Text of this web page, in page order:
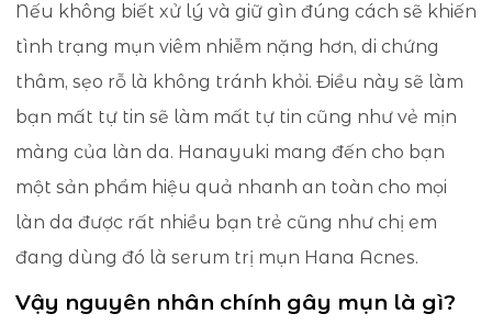
Nếu không biết xử lý và giữ gìn đúng cách sẽ khiến
tình trạng mụn viêm nhiễm nặng hơn, di chứng
thâm, sẹo rỗ là không tránh khỏi. Điều này sẽ làm
bạn mất tự tin sẽ làm mất tự tin cũng như vẻ mịn
màng của làn da. Hanayuki mang đến cho bạn
một sản phẩm hiệu quả nhanh an toàn cho mọi
làn da được rất nhiều bạn trẻ cũng như chị em
đang dùng đó là serum trị mụn Hana Acnes.
Vậy nguyên nhân chính gây mụn là gì?